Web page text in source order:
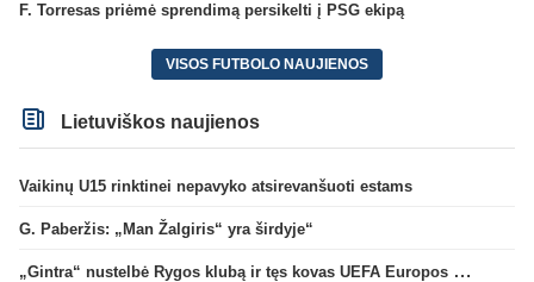
F. Torresas priėmė sprendimą persikelti į PSG ekipą
VISOS FUTBOLO NAUJIENOS
Lietuviškos naujienos
Vaikinų U15 rinktinei nepavyko atsirevanšuoti estams
G. Paberžis: „Man Žalgiris“ yra širdyje“
„Gintra“ nustelbė Rygos klubą ir tęs kovas UEFA Europos taurės atrankoje